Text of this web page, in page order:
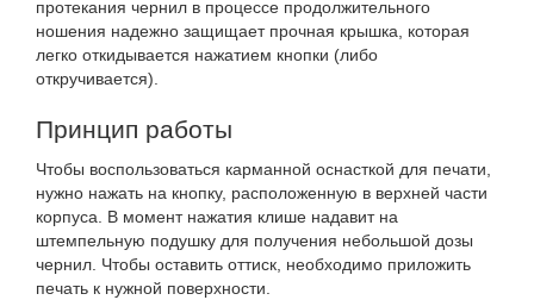
протекания чернил в процессе продолжительного
ношения надежно защищает прочная крышка, которая
легко откидывается нажатием кнопки (либо
откручивается).
Принцип работы
Чтобы воспользоваться карманной оснасткой для печати,
нужно нажать на кнопку, расположенную в верхней части
корпуса. В момент нажатия клише надавит на
штемпельную подушку для получения небольшой дозы
чернил. Чтобы оставить оттиск, необходимо приложить
печать к нужной поверхности.